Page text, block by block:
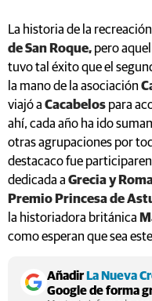
La historia de la
de San Roque, pero
tuvo tal éxito que el
la mano de la asociación
viajó a Cacabelos para
ahí, cada año ha ido
otras agrupaciones por
destacaco fue
dedicada a Grecia y
Premio Princesa de
la historiadora británica
como esperan que sea
AñadirLa Nueva
Google de forma